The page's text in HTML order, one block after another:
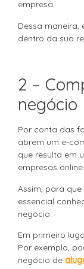
empresa.
Dessa
dentro da sua
2 –
negócio
Por conta das
abrem um e-
que resulta em
empresas online.
Assim, para
essencial
negócio.
Em primeiro
Por exemplo,
negócio de